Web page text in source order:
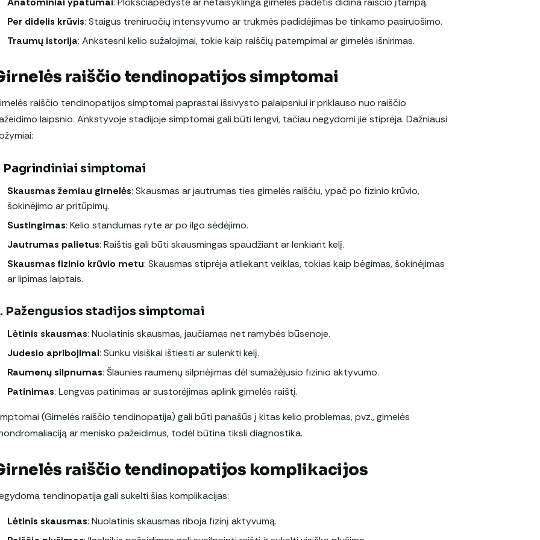
Per didelis krūvis: Staigus treniruočių intensyvumo ar trukmės padidėjimas be tinkamo pasiruošimo.
Traumų istorija: Ankstesni kelio sužalojimai, tokie kaip raiščių patempimai ar girnelės išnirimas.
raiščio tendinopatijos simptomai
raiščio tendinopatijos simptomai paprastai išsivysto palaipsniui ir priklauso nuo raiščio
laipsnio. Ankstyvoje stadijoje simptomai gali būti lengvi, tačiau negydomi jie stiprėja. Dažniausi
Pagrindiniai simptomai
Skausmas žemiau girnelės: Skausmas ar jautrumas ties girnelės raiščiu, ypač po fizinio krūvio,
šokinėjimo ar pritūpimų.
Sustingimas: Kelio standumas ryte ar po ilgo sėdėjimo.
Jautrumas palietus: Raištis gali būti skausmingas spaudžiant ar lenkiant kelį.
Skausmas fizinio krūvio metu: Skausmas stiprėja atliekant veiklas, tokias kaip bėgimas, šokinėjimas
ar lipimas laiptais.
Pažengusios stadijos simptomai
Lėtinis skausmas: Nuolatinis skausmas, jaučiamas net ramybės būsenoje.
Judesio apribojimai: Sunku visiškai ištiesti ar sulenkti kelį.
Raumenų silpnumas: Šlaunies raumenų silpnėjimas dėl sumažėjusio fizinio aktyvumo.
Patinimas: Lengvas patinimas ar sustorėjimas aplink girnelės raištį.
(Girnelės raiščio tendinopatija) gali būti panašūs į kitas kelio problemas, pvz., girnelės
ar menisko pažeidimus, todėl būtina tiksli diagnostika.
raiščio tendinopatijos komplikacijos
tendinopatija gali sukelti šias komplikacijas:
Lėtinis skausmas: Nuolatinis skausmas riboja fizinį aktyvumą.